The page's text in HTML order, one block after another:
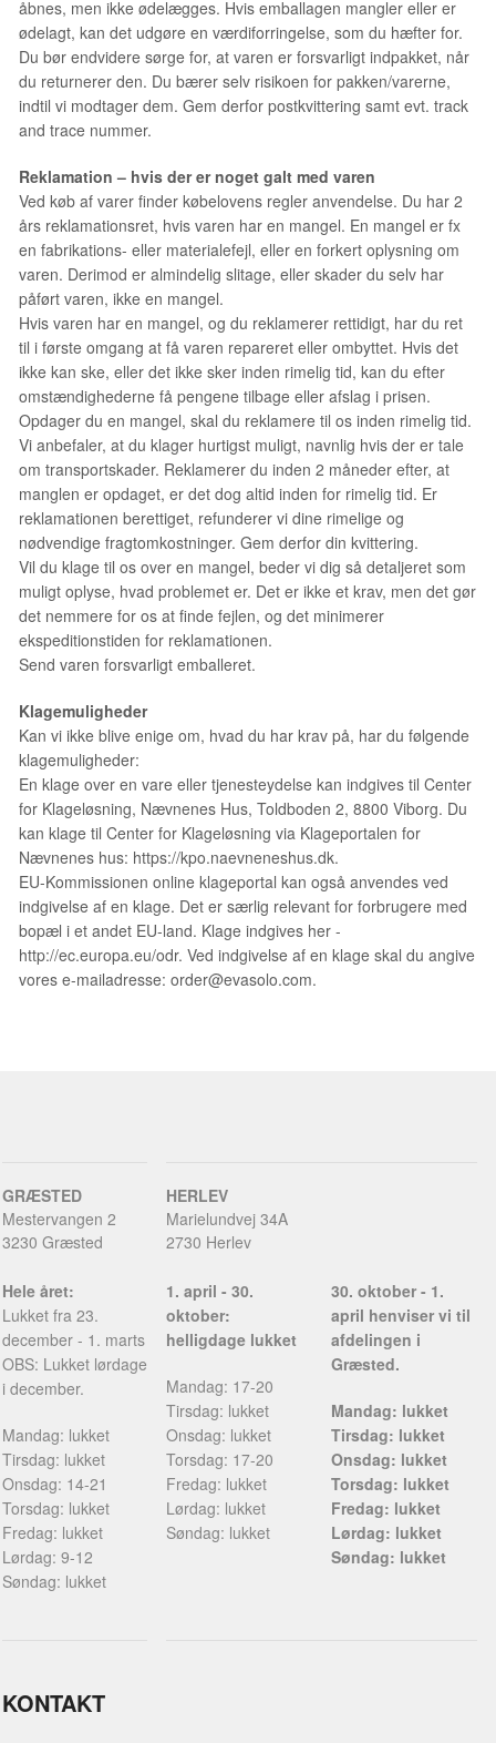
åbnes, men ikke ødelægges. Hvis emballagen mangler eller er
ødelagt, kan det udgøre en værdiforringelse, som du hæfter for.
Du bør endvidere sørge for, at varen er forsvarligt indpakket, når
du returnerer den. Du bærer selv risikoen for pakken/varerne,
indtil vi modtager dem. Gem derfor postkvittering samt evt. track
and trace nummer.
Reklamation – hvis der er noget galt med varen
Ved køb af varer finder købelovens regler anvendelse. Du har 2
års reklamationsret, hvis varen har en mangel. En mangel er fx
en fabrikations- eller materialefejl, eller en forkert oplysning om
varen. Derimod er almindelig slitage, eller skader du selv har
påført varen, ikke en mangel.
Hvis varen har en mangel, og du reklamerer rettidigt, har du ret
til i første omgang at få varen repareret eller ombyttet. Hvis det
ikke kan ske, eller det ikke sker inden rimelig tid, kan du efter
omstændighederne få pengene tilbage eller afslag i prisen.
Opdager du en mangel, skal du reklamere til os inden rimelig tid.
Vi anbefaler, at du klager hurtigst muligt, navnlig hvis der er tale
om transportskader. Reklamerer du inden 2 måneder efter, at
manglen er opdaget, er det dog altid inden for rimelig tid. Er
reklamationen berettiget, refunderer vi dine rimelige og
nødvendige fragtomkostninger. Gem derfor din kvittering.
Vil du klage til os over en mangel, beder vi dig så detaljeret som
muligt oplyse, hvad problemet er. Det er ikke et krav, men det gør
det nemmere for os at finde fejlen, og det minimerer
ekspeditionstiden for reklamationen.
Send varen forsvarligt emballeret.
Klagemuligheder
Kan vi ikke blive enige om, hvad du har krav på, har du følgende
klagemuligheder:
En klage over en vare eller tjenesteydelse kan indgives til Center
for Klageløsning, Nævnenes Hus, Toldboden 2, 8800 Viborg. Du
kan klage til Center for Klageløsning via Klageportalen for
Nævnenes hus: https://kpo.naevneneshus.dk.
EU-Kommissionen online klageportal kan også anvendes ved
indgivelse af en klage. Det er særlig relevant for forbrugere med
bopæl i et andet EU-land. Klage indgives her -
http://ec.europa.eu/odr. Ved indgivelse af en klage skal du angive
vores e-mailadresse: order@evasolo.com.
GRÆSTED
Mestervangen 2
3230 Græsted
HERLEV
Marielundvej 34A
2730 Herlev
Hele året:
Lukket fra 23.
december - 1. marts
OBS: Lukket lørdage
i december.
Mandag: lukket
Tirsdag: lukket
Onsdag: 14-21
Torsdag: lukket
Fredag: lukket
Lørdag: 9-12
Søndag: lukket
1. april - 30.
oktober:
helligdage lukket
Mandag: 17-20
Tirsdag: lukket
Onsdag: lukket
Torsdag: 17-20
Fredag: lukket
Lørdag: lukket
Søndag: lukket
30. oktober - 1.
april henviser vi til
afdelingen i
Græsted.
Mandag: lukket
Tirsdag: lukket
Onsdag: lukket
Torsdag: lukket
Fredag: lukket
Lørdag: lukket
Søndag: lukket
KONTAKT